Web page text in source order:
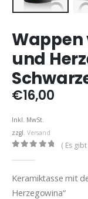
Wappen
und
€16,00
Inkl. MwSt.
zzgl. Versand
( Es
Keramiktasse mit
Herzegowina“